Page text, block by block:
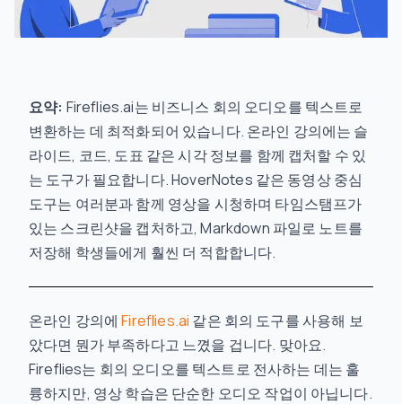
요약: Fireflies.ai는 비즈니스 회의 오디오를 텍스트로
변환하는 데 최적화되어 있습니다. 온라인 강의에는 슬
라이드, 코드, 도표 같은 시각 정보를 함께 캡처할 수 있
는 도구가 필요합니다. HoverNotes 같은 동영상 중심
도구는 여러분과 함께 영상을 시청하며 타임스탬프가
있는 스크린샷을 캡처하고, Markdown 파일로 노트를
저장해 학생들에게 훨씬 더 적합합니다.
온라인 강의에Fireflies.ai 같은 회의 도구를 사용해 보
았다면 뭔가 부족하다고 느꼈을 겁니다. 맞아요.
Fireflies는 회의 오디오를 텍스트로 전사하는 데는 훌
륭하지만, 영상 학습은 단순한 오디오 작업이 아닙니다.